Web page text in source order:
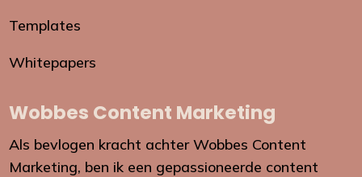
Templates
Whitepapers
Wobbes Content Marketing
Als bevlogen kracht achter Wobbes Content
Marketing, ben ik een gepassioneerde content